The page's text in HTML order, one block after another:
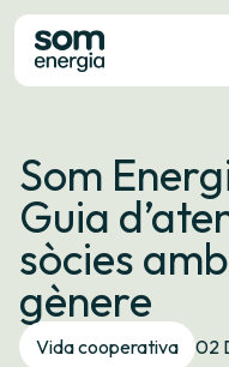
Tarifes
Serveis
Empreses
La
Contacte
Tràmits
Som
Guia
sòcies
gènere
Vida cooperativa 02